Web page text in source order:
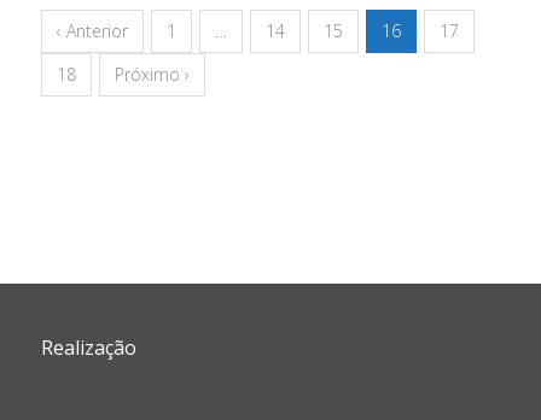
‹ Anterior 1 … 14 15 16
17
18
Próximo ›
Realização